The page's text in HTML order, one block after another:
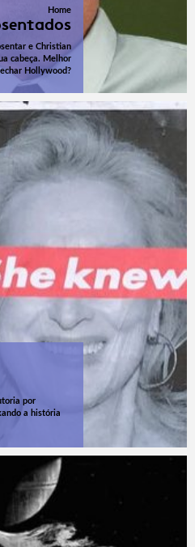
Home
e Christian
cabeça. Melhor
Hollywood?
por
a história